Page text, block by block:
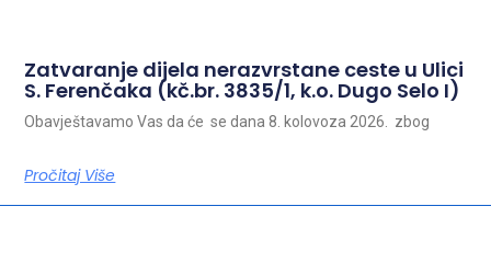
Zatvaranje dijela nerazvrstane ceste u Ulici
S. Ferenčaka (kč.br. 3835/1, k.o. Dugo Selo I)
Obavještavamo Vas da će se dana 8. kolovoza 2026. zbog
Pročitaj Više